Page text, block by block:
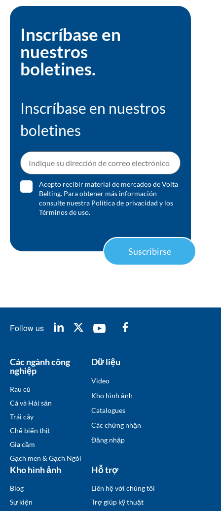
Inscríbase en
nuestros
boletines.
Inscríbase en nuestros
boletines
Acepto recibir material de mercadeo de Volta
Belting. Para obtener más información
consulte nuestra Política de privacidad y los
Términos de uso.
Suscribirse
Follow us
Các ngành công
nghiệp
Rau củ
Cá và Hải sản
Trái cây
Chế biến thịt
Gia cầm
Gạch men & Gạch Ngói
Dữ liệu
Video
Kho hình ảnh
Catalogues
Các chứng nhận
Đăng nhập
Kho hình ảnh
Blog
Sự kiện
Hỗ trợ
Liên hệ với chúng tôi
Trợ giúp kỹ thuật